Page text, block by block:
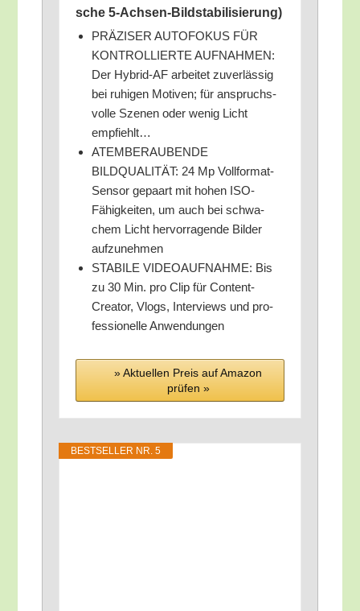
sche 5‑Ach­sen-Bild­sta­bi­li­sie­rung)
PRÄZISER AUTOFOKUS FÜR
KONTROLLIERTE AUFNAHMEN:
Der Hybrid-AF arbei­tet zuver­läs­sig
bei ruhi­gen Moti­ven; für anspruchs­
vol­le Sze­nen oder wenig Licht
empfiehlt…
ATEMBERAUBENDE
BILDQUALITÄT: 24 Mp Voll­for­mat-
Sen­sor gepaart mit hohen ISO-
Fähig­kei­ten, um auch bei schwa­
chem Licht her­vor­ra­gen­de Bil­der
aufzunehmen
STABILE VIDEOAUFNAHME: Bis
zu 30 Min. pro Clip für Con­tent-
Crea­tor, Vlogs, Inter­views und pro­
fes­sio­nel­le Anwendungen
» Aktu­el­len Preis auf Ama­zon
prü­fen »
BEST­SEL­LER NR. 5